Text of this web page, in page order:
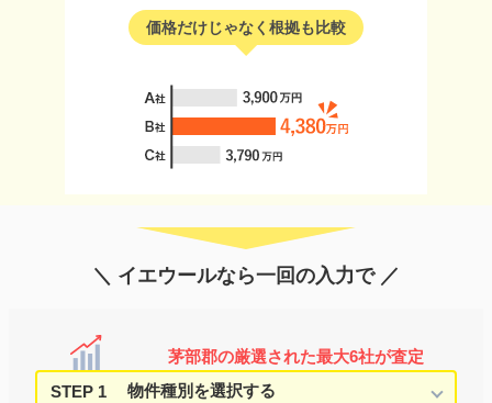
価格だけじゃなく根拠も比較
＼ イエウールなら一回の入力で ／
茅部郡の厳選された最大6社が査定
STEP 1